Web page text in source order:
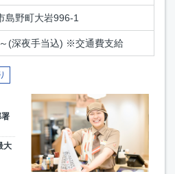
島野町大岩996-1
(深夜手当込) ※交通費支給
大